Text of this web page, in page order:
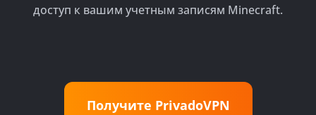
доступ к вашим учетным записям Minecraft.
Получите PrivadoVPN